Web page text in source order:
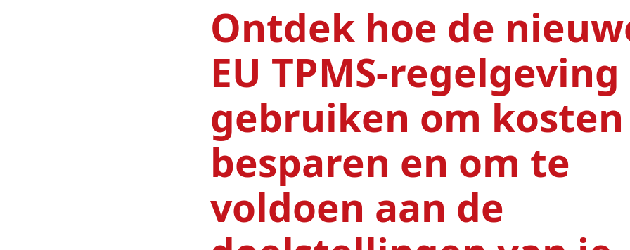
Ontdek hoe de
EU TPMS-
gebruiken om
besparen en om te
voldoen aan de